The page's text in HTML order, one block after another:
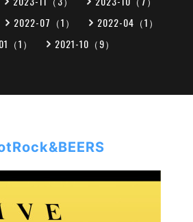
2022-07（1）
2022-04（1）
（1）
2021-10（9）